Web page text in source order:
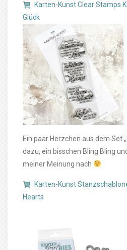
Karten-Kunst Clear Stamps
Glück
Ein paar Herzchen aus dem Set „
dazu, ein bisschen Bling Bling
meiner Meinung nach
Karten-Kunst
Hearts